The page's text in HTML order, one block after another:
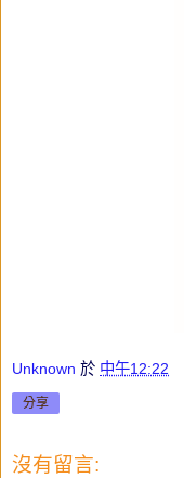
Unknown 於 中午12:22
分享
沒有留言: